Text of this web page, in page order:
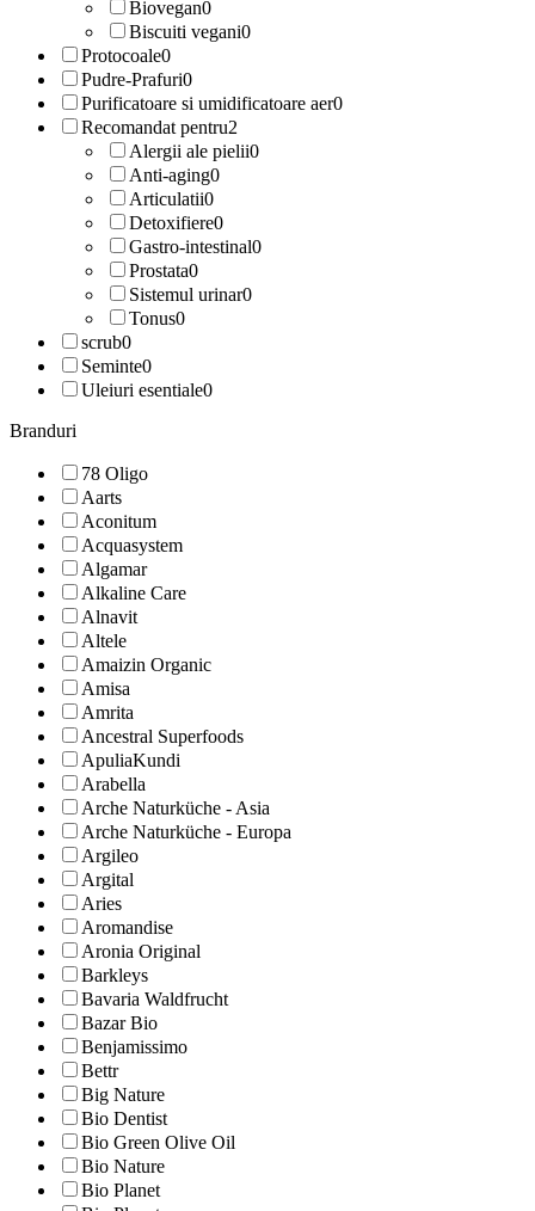
Biovegan0
Biscuiti vegani0
Protocoale0
Pudre-Prafuri0
Purificatoare si umidificatoare aer0
Recomandat pentru2
Alergii ale pielii0
Anti-aging0
Articulatii0
Detoxifiere0
Gastro-intestinal0
Prostata0
Sistemul urinar0
Tonus0
scrub0
Seminte0
Uleiuri esentiale0
Branduri
78 Oligo
Aarts
Aconitum
Acquasystem
Algamar
Alkaline Care
Alnavit
Altele
Amaizin Organic
Amisa
Amrita
Ancestral Superfoods
ApuliaKundi
Arabella
Arche Naturküche - Asia
Arche Naturküche - Europa
Argileo
Argital
Aries
Aromandise
Aronia Original
Barkleys
Bavaria Waldfrucht
Bazar Bio
Benjamissimo
Bettr
Big Nature
Bio Dentist
Bio Green Olive Oil
Bio Nature
Bio Planet